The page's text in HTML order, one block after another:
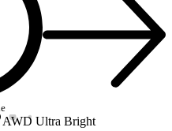
AWD Ultra Bright